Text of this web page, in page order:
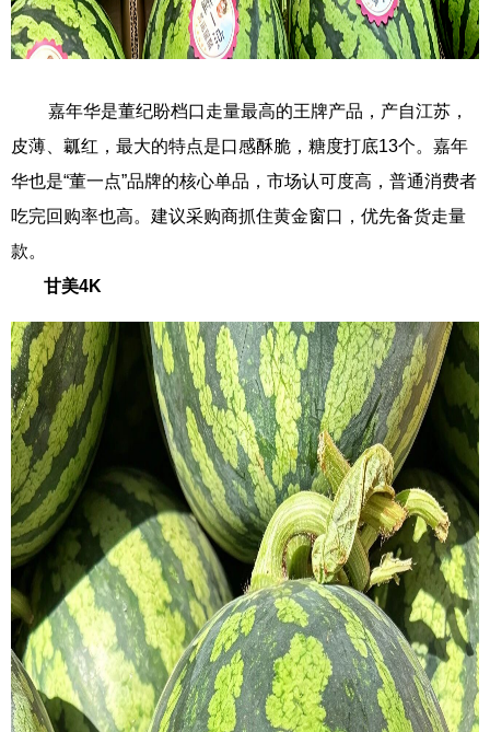
嘉年华是董纪盼档口走量最高的王牌产品，产自江苏，
皮薄、瓤红，最大的特点是口感酥脆，糖度打底13个。嘉年
华也是“董一点”品牌的核心单品，市场认可度高，普通消费者
吃完回购率也高。建议采购商抓住黄金窗口，优先备货走量
款。
甘美4K